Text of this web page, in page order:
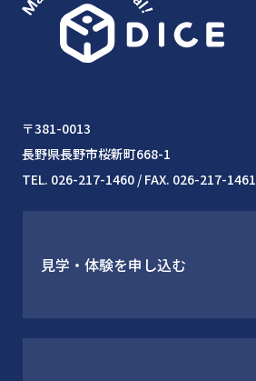
〒381-0013
長野県長野市桜新町668-1
TEL. 026-217-1460 / FAX. 026-217-1461
見学・体験を申し込む